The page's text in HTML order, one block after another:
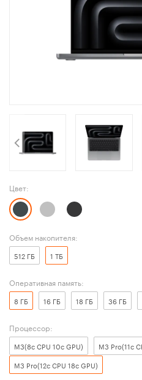
Цвет:
Объем накопителя:
512 ГБ 1 ТБ
Оперативная память:
8 ГБ 16 ГБ 18 ГБ 36 ГБ
Процессор:
M3(8c CPU 10c GPU)
M3 Pro(11c
M3 Pro(12c CPU 18c GPU)